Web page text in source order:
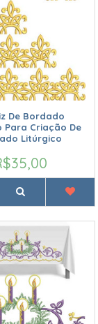
De Bordado
Para Criação De
Litúrgico